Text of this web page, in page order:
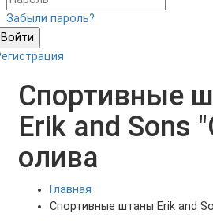
Забыли пароль?
Войти
Спортивные
Erik and Sons
олива
Главная
Спортивные штаны Erik and